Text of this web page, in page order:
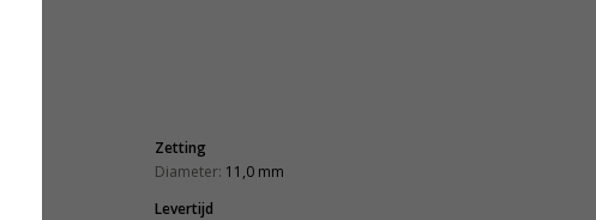
Zetting
Diameter: 11,0 mm
Levertijd